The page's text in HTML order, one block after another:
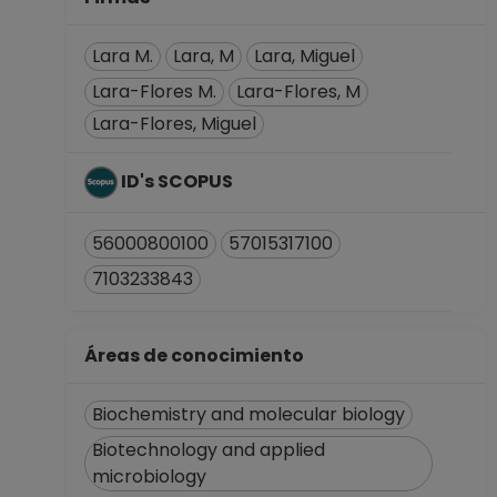
Definitivo
Centro de Ciencias
Genómicas
Definitivo
Centro de Ciencias
registros en el SIIA)
PROFESOR
ASIGNATURA A TP
Lara M. Lara, M
Lara, Miguel
Lara-Flores M.
Lara-Flores, M
Lara-Flores, Miguel
ID's SCOPUS
56000800100
57015317100
7103233843
Áreas de conocimiento
Biochemistry and molecular biology
Biotechnology and applied
microbiology